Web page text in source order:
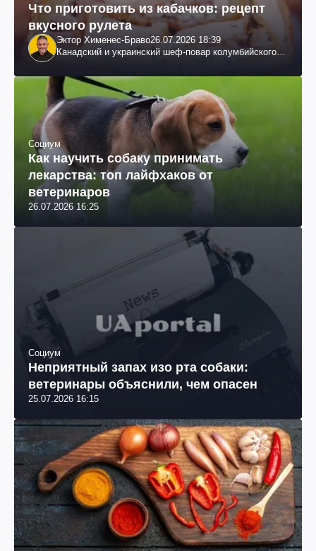
Что приготовить из кабачков: рецепт
вкусного рулета
Эктор Хименес-Браво26.07.2026 18:39
Канадский и украинский шеф-повар колумбийского
Социум
Как научить собаку принимать
лекарства: топ лайфхаков от
ветеринаров
26.07.2026 16:25
Социум
Неприятный запах изо рта собаки:
ветеринары объяснили, чем опасен
25.07.2026 16:15